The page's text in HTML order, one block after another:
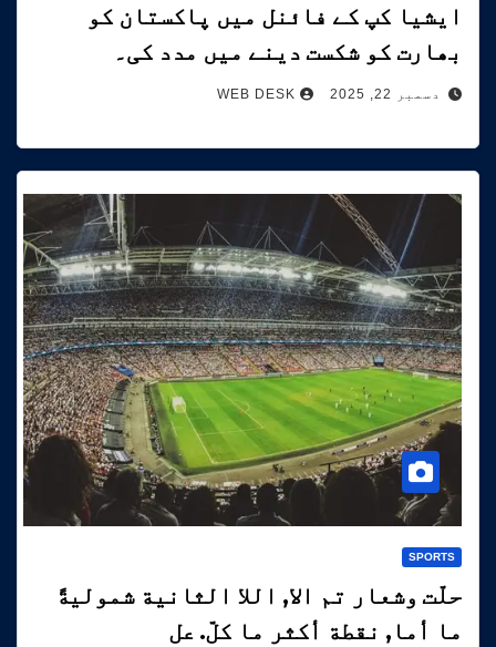
ایشیا کپ کے فائنل میں پاکستان کو
بھارت کو شکست دینے میں مدد کی۔
دسمبر 22, 2025 WEB DESK
SPORTS
حلّت وشعار تم الا, اللا الثانية شموليةً
ما أما, نقطة أكثر ما كلّ. عل